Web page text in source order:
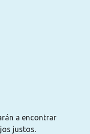
a encontrar
justos.